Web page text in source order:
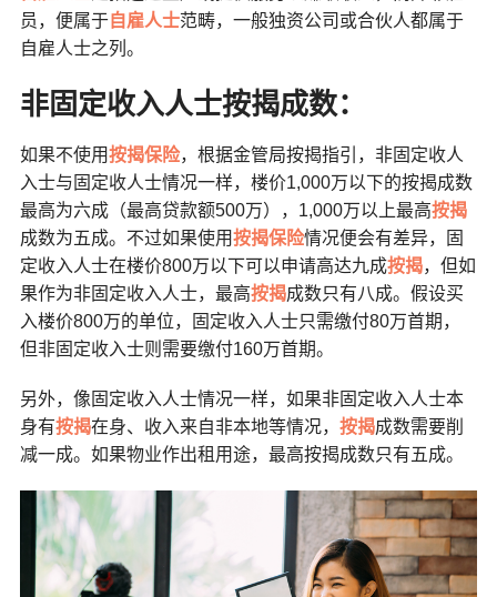
员，便属于自雇人士范畴，一般独资公司或合伙人都属于
自雇人士之列。
非固定收入人士按揭成数：
如果不使用按揭保险，根据金管局按揭指引，非固定收人
入士与固定收人士情况一样，楼价1,000万以下的按揭成数
最高为六成（最高贷款额500万），1,000万以上最高按揭
成数为五成。不过如果使用按揭保险情况便会有差异，固
定收入人士在楼价800万以下可以申请高达九成按揭，但如
果作为非固定收入人士，最高按揭成数只有八成。假设买
入楼价800万的单位，固定收入人士只需缴付80万首期，
但非固定收入士则需要缴付160万首期。
另外，像固定收入人士情况一样，如果非固定收入人士本
身有按揭在身、收入来自非本地等情况， 按揭成数需要削
减一成。如果物业作出租用途，最高按揭成数只有五成。